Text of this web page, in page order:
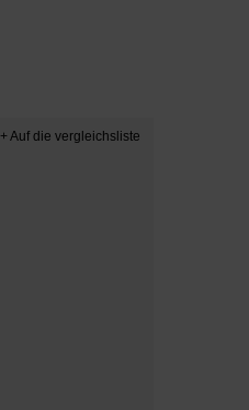
+ Auf die vergleichsliste